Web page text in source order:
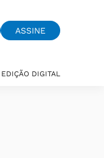
ASSINE
EDIÇÃO DIGITAL